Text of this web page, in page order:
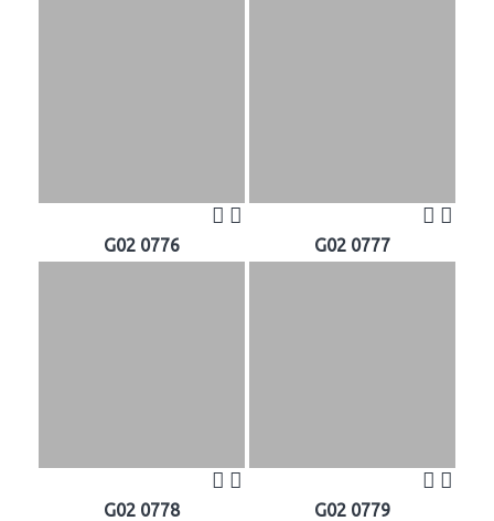
G02 0776 G02 0777
G02 0778 G02 0779